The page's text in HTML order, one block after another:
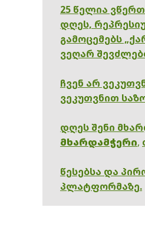
25 წელია
დღეს,
გამოცემებს
ვეღარ
ჩვენ არ
ვეკუთვნით
დღეს შენი
მხარდამჭერი,
წესებსა და
პლატფორმაზე.